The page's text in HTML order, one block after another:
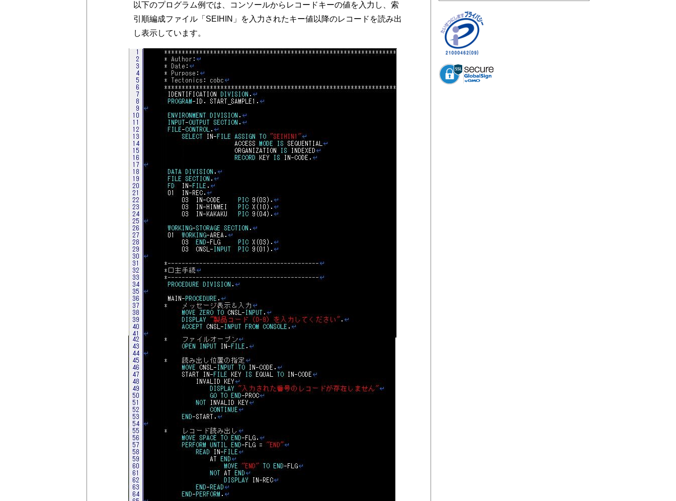
以下のプログラム例では、コンソールからレコードキーの値を入力し、索
引順編成ファイル「SEIHIN」を入力されたキー値以降のレコードを読み出
し表示しています。